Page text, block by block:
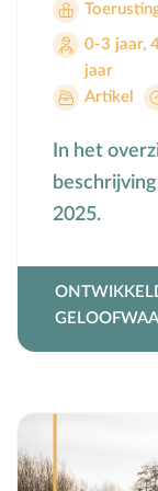
Vriendschap
Vrucht van
Zakgeld
Zending
Zondag
0-3 jaar,
jaar
Artikel
In het
2025.